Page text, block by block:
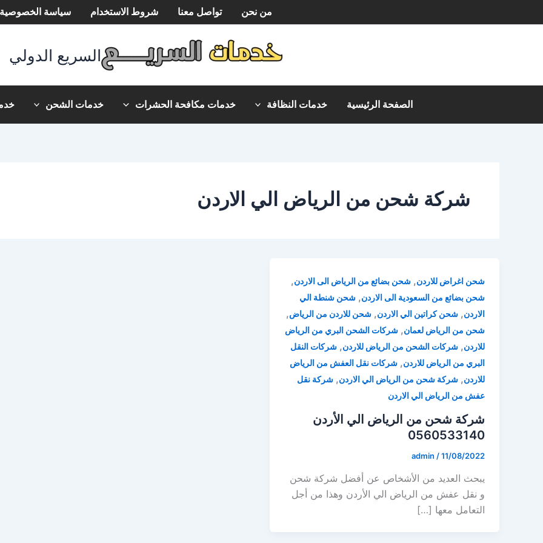
إلى
من نحن تواصل معنا شروط الاستخدام سياسة الخصوصية
السريع الدولي
الصفحة الرئيسية خدمات النظافة خدمات مكافحة الحشرات خدمات الشحن
شركة شحن من الرياض الي الاردن
شحن اغراض للاردن, شحن بضائع من الرياض الى الاردن,
شحن بضائع من السعودية الى الاردن, شحن شنطة الي
الاردن, شحن كراتين الي الاردن, شحن للاردن من الرياض,
شحن من الرياض لعمان, شركات الشحن البري من الرياض
للاردن, شركات الشحن من الرياض للاردن, شركات النقل
البري من الرياض للاردن, شركات نقل العفش من الرياض
للاردن, شركة شحن من الرياض الي الاردن, شركة نقل
عفش من الرياض الي الاردن
شركة شحن من الرياض الي الأردن
0560533140
admin /11/08/2022
يبحث العديد من الأشخاص عن أفضل شركة شحن
و نقل عفش من الرياض الي الأردن وهذا من أجل
التعامل معها […]